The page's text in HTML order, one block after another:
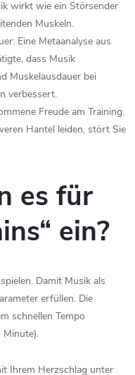
wirkt wie ein Störsender
Muskeln.
Eine Metaanalyse aus
dass Musik
Muskelausdauer bei
verbessert.
Freude am Training.
Hantel leiden, stört Sie
es für
ein?
Damit Musik als
erfüllen. Die
schnellen Tempo
Ihrem Herzschlag unter